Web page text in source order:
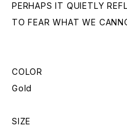
PERHAPS IT QUIETLY
TO FEAR WHAT WE
COLOR
Gold
SIZE